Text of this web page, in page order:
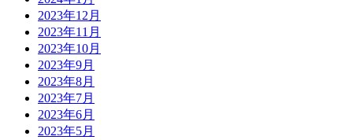
2023年12月
2023年11月
2023年10月
2023年9月
2023年8月
2023年7月
2023年6月
2023年5月